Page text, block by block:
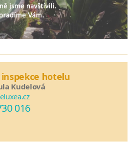
inspekce hotelu
Kudelová
016